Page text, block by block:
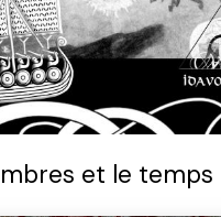
et le temps